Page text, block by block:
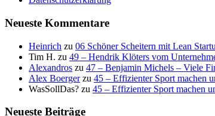
Neueste Kommentare
Heinrich zu 06 Schöner Scheitern mit Lean
Tim H. zu 49 – Hendrik Klöters vom
Alexandros zu 47 – Benjamin Michels – Viele
Alex Boergerzu 45 – Effizienter Sport machen
WasSollDas? zu 45 – Effizienter Sport machen
Neueste Beiträge